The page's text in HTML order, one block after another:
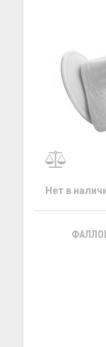
Нет в